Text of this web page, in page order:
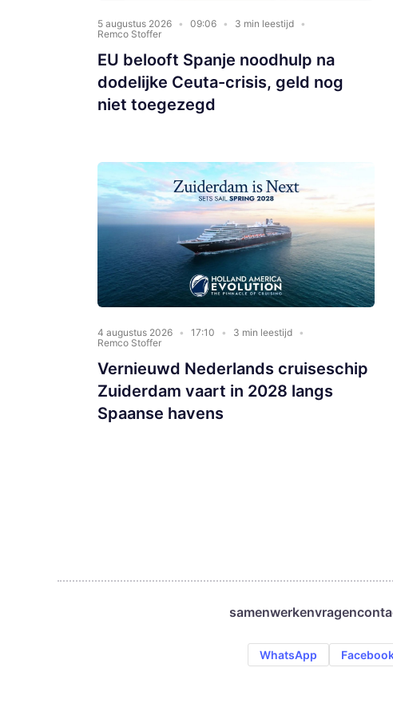
5 augustus 2026 09:06
3 min leestijd
Remco Stoffer
EU belooft Spanje noodhulp na
dodelijke Ceuta-crisis, geld nog
niet toegezegd
4 augustus 2026 17:10
3 min leestijd
Remco Stoffer
Vernieuwd Nederlands cruiseschip
Zuiderdam vaart in 2028 langs
Spaanse havens
samenwerkenvragen
WhatsApp